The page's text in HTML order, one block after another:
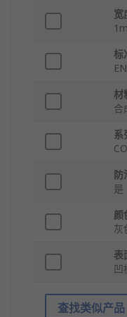
宽
1m
标
材
合
系
防
是
颜
灰
表
凹
查找类似产品